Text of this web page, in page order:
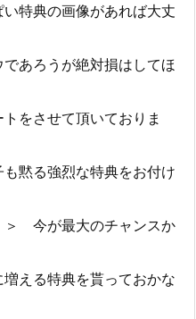
特典の画像があれば大丈
あろうが絶対損はしてほ
をさせて頂いておりま
黙る強烈な特典をお付け
＞ 今が最大のチャンスか
える特典を貰っておかな